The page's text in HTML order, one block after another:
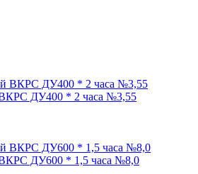
ДУ400 * 2 часа №3,55
ДУ600 * 1,5 часа №8,0